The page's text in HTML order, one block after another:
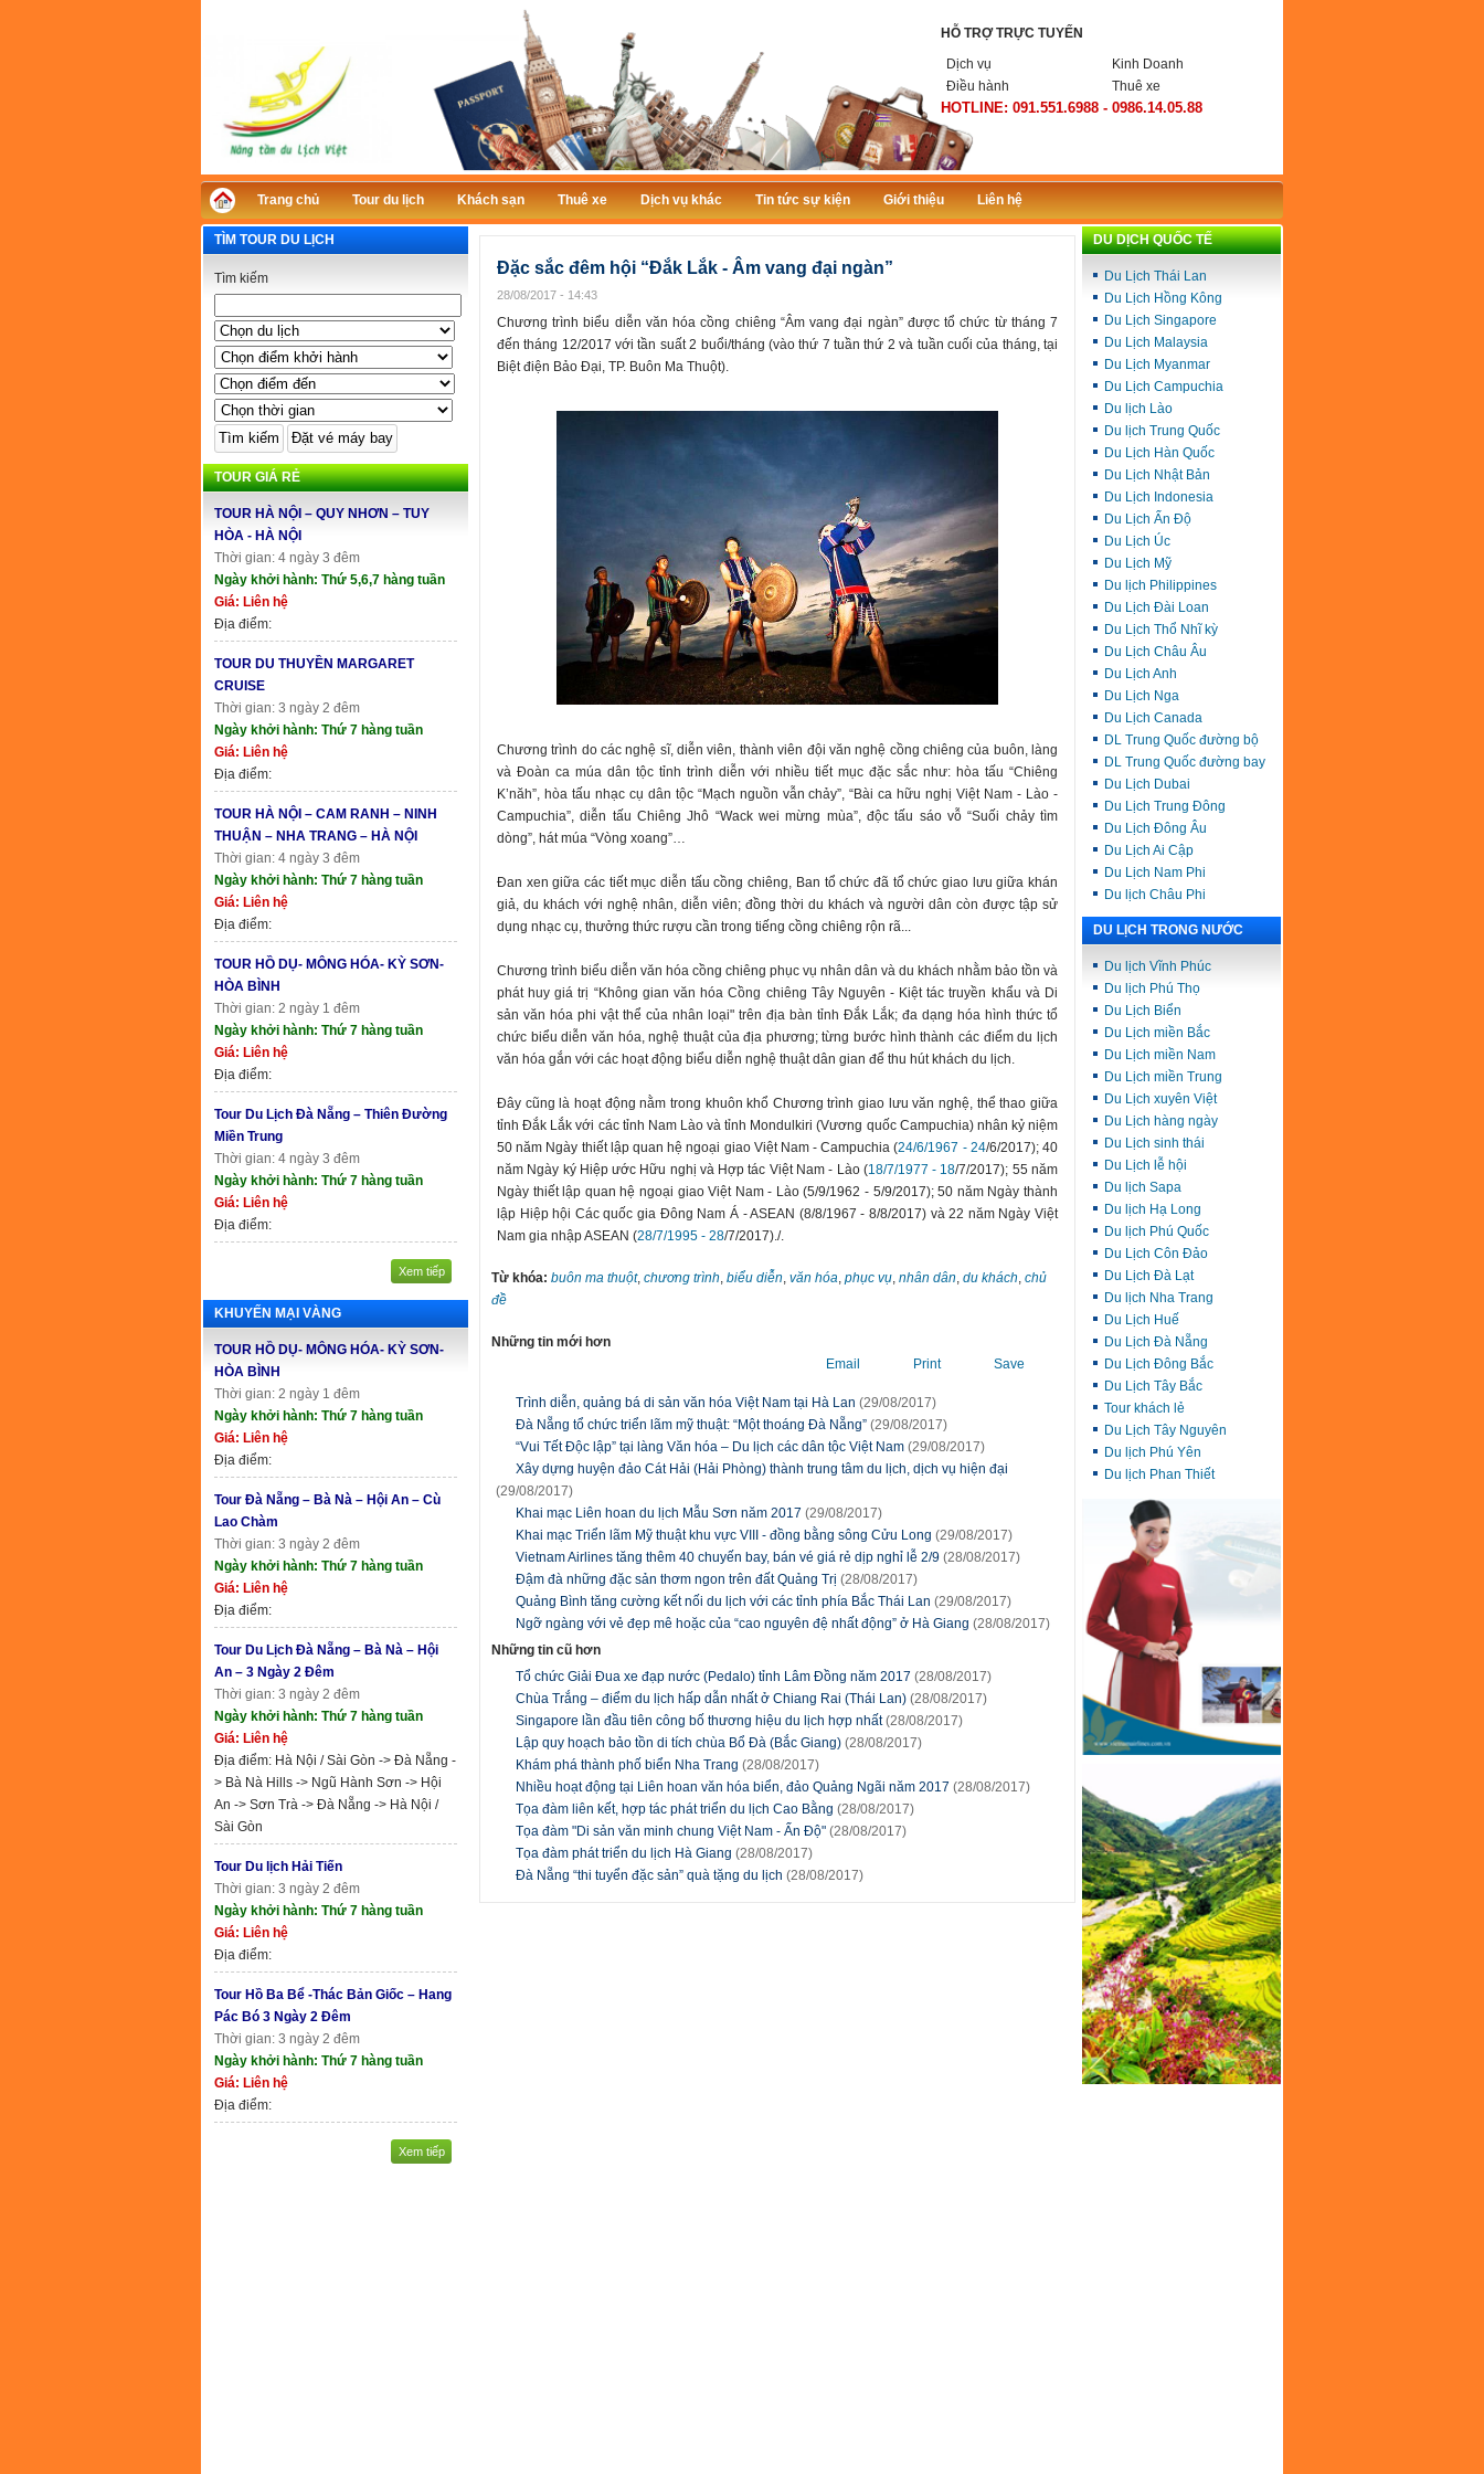
HỖ TRỢ TRỰC TUYẾN
Dịch vụ
Kinh Doanh
Điều hành
Thuê xe
HOTLINE: 091.551.6988 - 0986.14.05.88
Trang chủ Tour du lịch Khách sạn Thuê xe Dịch vụ khác Tin tức sự kiện Giới thiệu Liên hệ
TÌM TOUR DU LỊCH
Tìm kiếm
TOUR GIÁ RẺ
TOUR HÀ NỘI – QUY NHƠN – TUY
HÒA - HÀ NỘI
Thời gian: 4 ngày 3 đêm
Ngày khởi hành: Thứ 5,6,7 hàng tuần
Giá: Liên hệ
Địa điểm:
TOUR DU THUYỀN MARGARET
CRUISE
Thời gian: 3 ngày 2 đêm
Ngày khởi hành: Thứ 7 hàng tuần
Giá: Liên hệ
Địa điểm:
TOUR HÀ NỘI – CAM RANH – NINH
THUẬN – NHA TRANG – HÀ NỘI
Thời gian: 4 ngày 3 đêm
Ngày khởi hành: Thứ 7 hàng tuần
Giá: Liên hệ
Địa điểm:
TOUR HỒ DỤ- MÔNG HÓA- KỲ SƠN-
HÒA BÌNH
Thời gian: 2 ngày 1 đêm
Ngày khởi hành: Thứ 7 hàng tuần
Giá: Liên hệ
Địa điểm:
Tour Du Lịch Đà Nẵng – Thiên Đường
Miền Trung
Thời gian: 4 ngày 3 đêm
Ngày khởi hành: Thứ 7 hàng tuần
Giá: Liên hệ
Địa điểm:
Xem tiếp
KHUYẾN MẠI VÀNG
TOUR HỒ DỤ- MÔNG HÓA- KỲ SƠN-
HÒA BÌNH
Thời gian: 2 ngày 1 đêm
Ngày khởi hành: Thứ 7 hàng tuần
Giá: Liên hệ
Địa điểm:
Tour Đà Nẵng – Bà Nà – Hội An – Cù
Lao Chàm
Thời gian: 3 ngày 2 đêm
Ngày khởi hành: Thứ 7 hàng tuần
Giá: Liên hệ
Địa điểm:
Tour Du Lịch Đà Nẵng – Bà Nà – Hội
An – 3 Ngày 2 Đêm
Thời gian: 3 ngày 2 đêm
Ngày khởi hành: Thứ 7 hàng tuần
Giá: Liên hệ
Địa điểm: Hà Nội / Sài Gòn -> Đà Nẵng -
> Bà Nà Hills -> Ngũ Hành Sơn -> Hội
An -> Sơn Trà -> Đà Nẵng -> Hà Nội /
Sài Gòn
Tour Du lịch Hải Tiến
Thời gian: 3 ngày 2 đêm
Ngày khởi hành: Thứ 7 hàng tuần
Giá: Liên hệ
Địa điểm:
Tour Hồ Ba Bể -Thác Bản Giốc – Hang
Pác Bó 3 Ngày 2 Đêm
Thời gian: 3 ngày 2 đêm
Ngày khởi hành: Thứ 7 hàng tuần
Giá: Liên hệ
Địa điểm:
Xem tiếp
Đặc sắc đêm hội “Đắk Lắk - Âm vang đại ngàn”
28/08/2017 - 14:43
Chương trình biểu diễn văn hóa cồng chiêng “Âm vang đại ngàn” được tổ chức từ tháng 7
đến tháng 12/2017 với tần suất 2 buổi/tháng (vào thứ 7 tuần thứ 2 và tuần cuối của tháng, tại
Biệt điện Bảo Đại, TP. Buôn Ma Thuột).
Chương trình do các nghệ sĩ, diễn viên, thành viên đội văn nghệ cồng chiêng của buôn, làng
và Đoàn ca múa dân tộc tỉnh trình diễn với nhiều tiết mục đặc sắc như: hòa tấu “Chiêng
K’năh”, hòa tấu nhạc cụ dân tộc “Mạch nguồn vẫn chảy”, “Bài ca hữu nghị Việt Nam - Lào -
Campuchia”, diễn tấu Chiêng Jhô “Wack wei mừng mùa”, độc tấu sáo vỗ “Suối chảy tìm
dòng”, hát múa “Vòng xoang”…
Đan xen giữa các tiết mục diễn tấu cồng chiêng, Ban tổ chức đã tổ chức giao lưu giữa khán
giả, du khách với nghệ nhân, diễn viên; đồng thời du khách và người dân còn được tập sử
dụng nhạc cụ, thưởng thức rượu cần trong tiếng cồng chiêng rộn rã...
Chương trình biểu diễn văn hóa cồng chiêng phục vụ nhân dân và du khách nhằm bảo tồn và
phát huy giá trị “Không gian văn hóa Cồng chiêng Tây Nguyên - Kiệt tác truyền khẩu và Di
sản văn hóa phi vật thể của nhân loại" trên địa bàn tỉnh Đắk Lắk; đa dạng hóa hình thức tổ
chức biểu diễn văn hóa, nghệ thuật của địa phương; từng bước hình thành các điểm du lịch
văn hóa gắn với các hoạt động biểu diễn nghệ thuật dân gian để thu hút khách du lịch.
Đây cũng là hoạt động nằm trong khuôn khổ Chương trình giao lưu văn nghệ, thể thao giữa
tỉnh Đắk Lắk với các tỉnh Nam Lào và tỉnh Mondulkiri (Vương quốc Campuchia) nhân kỷ niệm
50 năm Ngày thiết lập quan hệ ngoại giao Việt Nam - Campuchia (24/6/1967 - 24/6/2017); 40
năm Ngày ký Hiệp ước Hữu nghị và Hợp tác Việt Nam - Lào (18/7/1977 - 18/7/2017); 55 năm
Ngày thiết lập quan hệ ngoại giao Việt Nam - Lào (5/9/1962 - 5/9/2017); 50 năm Ngày thành
lập Hiệp hội Các quốc gia Đông Nam Á - ASEAN (8/8/1967 - 8/8/2017) và 22 năm Ngày Việt
Nam gia nhập ASEAN (28/7/1995 - 28/7/2017)./.
Từ khóa: buôn ma thuột, chương trình, biểu diễn, văn hóa, phục vụ, nhân dân, du khách, chủ
đề
Email Print Save
Những tin mới hơn
Trình diễn, quảng bá di sản văn hóa Việt Nam tại Hà Lan (29/08/2017)
Đà Nẵng tổ chức triển lãm mỹ thuật: “Một thoáng Đà Nẵng” (29/08/2017)
“Vui Tết Độc lập” tại làng Văn hóa – Du lịch các dân tộc Việt Nam (29/08/2017)
Xây dựng huyện đảo Cát Hải (Hải Phòng) thành trung tâm du lịch, dịch vụ hiện đại
(29/08/2017)
Khai mạc Liên hoan du lịch Mẫu Sơn năm 2017 (29/08/2017)
Khai mạc Triển lãm Mỹ thuật khu vực VIII - đồng bằng sông Cửu Long (29/08/2017)
Vietnam Airlines tăng thêm 40 chuyến bay, bán vé giá rẻ dịp nghỉ lễ 2/9 (28/08/2017)
Đậm đà những đặc sản thơm ngon trên đất Quảng Trị (28/08/2017)
Quảng Bình tăng cường kết nối du lịch với các tỉnh phía Bắc Thái Lan (29/08/2017)
Ngỡ ngàng với vẻ đẹp mê hoặc của “cao nguyên đệ nhất động” ở Hà Giang (28/08/2017)
Những tin cũ hơn
Tổ chức Giải Đua xe đạp nước (Pedalo) tỉnh Lâm Đồng năm 2017 (28/08/2017)
Chùa Trắng – điểm du lịch hấp dẫn nhất ở Chiang Rai (Thái Lan) (28/08/2017)
Singapore lần đầu tiên công bố thương hiệu du lịch hợp nhất(28/08/2017)
Lập quy hoạch bảo tồn di tích chùa Bổ Đà (Bắc Giang) (28/08/2017)
Khám phá thành phố biển Nha Trang (28/08/2017)
Nhiều hoạt động tại Liên hoan văn hóa biển, đảo Quảng Ngãi năm 2017 (28/08/2017)
Tọa đàm liên kết, hợp tác phát triển du lịch Cao Bằng (28/08/2017)
Tọa đàm "Di sản văn minh chung Việt Nam - Ấn Độ" (28/08/2017)
Tọa đàm phát triển du lịch Hà Giang (28/08/2017)
Đà Nẵng “thi tuyển đặc sản” quà tặng du lịch (28/08/2017)
DU DỊCH QUỐC TẾ
Du Lịch Thái Lan
Du Lịch Hồng Kông
Du Lịch Singapore
Du Lịch Malaysia
Du Lịch Myanmar
Du Lịch Campuchia
Du lịch Lào
Du lịch Trung Quốc
Du Lịch Hàn Quốc
Du Lịch Nhật Bản
Du Lịch Indonesia
Du Lịch Ấn Độ
Du Lịch Úc
Du Lịch Mỹ
Du lịch Philippines
Du Lịch Đài Loan
Du Lịch Thổ Nhĩ kỳ
Du Lịch Châu Âu
Du Lịch Anh
Du Lịch Nga
Du Lịch Canada
DL Trung Quốc đường bộ
DL Trung Quốc đường bay
Du Lịch Dubai
Du Lịch Trung Đông
Du Lịch Đông Âu
Du Lịch Ai Cập
Du Lịch Nam Phi
Du lịch Châu Phi
DU LỊCH TRONG NƯỚC
Du lịch Vĩnh Phúc
Du lịch Phú Thọ
Du Lịch Biển
Du Lịch miền Bắc
Du Lịch miền Nam
Du Lịch miền Trung
Du Lịch xuyên Việt
Du Lịch hàng ngày
Du Lịch sinh thái
Du Lịch lễ hội
Du lịch Sapa
Du lịch Hạ Long
Du lịch Phú Quốc
Du Lịch Côn Đảo
Du Lịch Đà Lạt
Du lịch Nha Trang
Du Lịch Huế
Du Lịch Đà Nẵng
Du Lịch Đông Bắc
Du Lịch Tây Bắc
Tour khách lẻ
Du Lịch Tây Nguyên
Du lịch Phú Yên
Du lịch Phan Thiết